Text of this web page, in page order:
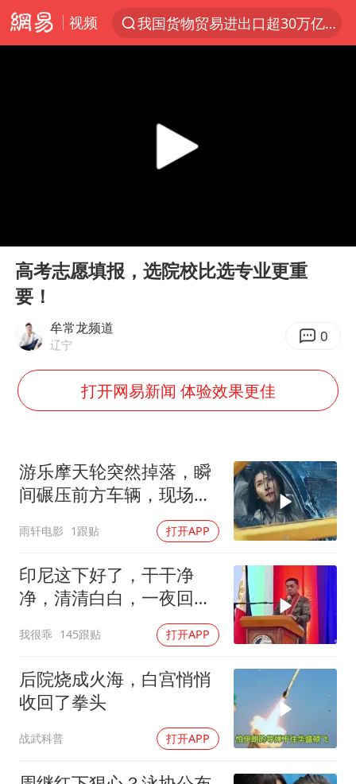
视频
我国货物贸易进出口超30万亿元
国防部回应日本试射“战斧”导弹
宇树科技中一签需缴款7.54万元
四川宜宾市高县发生4.9级地震
江苏发布台风蓝色预警
向鹏0-3不敌张本智和
今日立秋你咬秋了吗
东方之约 相约未来
Play
高考志愿填报，选院校比选专业更重
要！
牟常龙频道
辽宁 0
打开网易新闻 体验效果更佳
游乐摩天轮突然掉落，瞬
间碾压前方车辆，现场状
雨轩电影 1跟贴 打开APP
印尼这下好了，干干净
净，清清白白，一夜回到
我很乖 145跟贴 打开APP
后院烧成火海，白宫悄悄
收回了拳头
战武科普 打开APP